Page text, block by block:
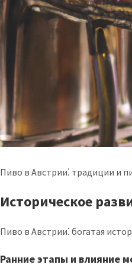
Пиво в Австрии⁚ традиции и
Историческое
Пиво в Австрии⁚ богатая
Ранние этапы и влияние